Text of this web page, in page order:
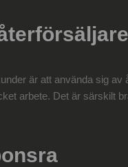
är att använda sig
arbete. Det är särskilt